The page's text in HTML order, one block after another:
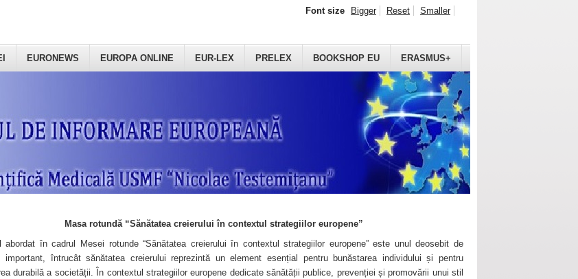
EURONEWS EUROPA ONLINE EUR-LEX PRELEX BOOKSHOP EU ERASMUS+
Font size Bigger Reset Smaller
Masa rotundă “Sănătatea creierului în contextul strategiilor europene”
abordat în cadrul Mesei rotunde “Sănătatea creierului în contextul strategiilor europene” este unul deosebit de
întrucât sănătatea creierului reprezintă un element esențial pentru bunăstarea individului și pentru
durabilă a societății. În contextul strategiilor europene dedicate sănătății publice, prevenției și promovării unui stil